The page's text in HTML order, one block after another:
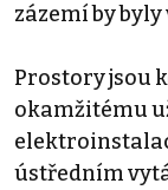
zázemí by
Prostory jsou
okamžitému
ústředním